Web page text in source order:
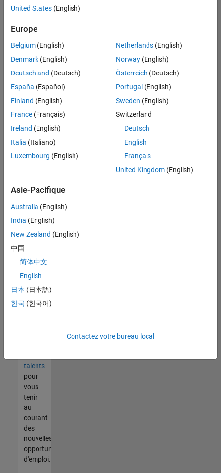
offre
d'emploi
correspondant
à vos
critères
de
recherche.
Vous
pouvez
élargir
votre
recherche
ou
afficher
l’ensemble
d'emploi.
malgré
tout
vous
trouvez
pas
d'offre
corresponde
à vos
talents
pour
vous
tenir
au
courant
des
nouvelles
opportunités
d'emploi.
United States (English)
Europe
Belgium (English)
Denmark (English)
Deutschland (Deutsch)
España (Español)
Finland (English)
France (Français)
Ireland (English)
Italia (Italiano)
Luxembourg (English)
Netherlands(English)
Norway(English)
Österreich (Deutsch)
Portugal (English)
Sweden (English)
Switzerland
Deutsch
English
Français
United Kingdom(English)
Asie-Pacifique
Australia (English)
India (English)
New Zealand (English)
中国
简体中文
English
日本 (日本語)
한국 (한국어)
Contactez votre bureau local